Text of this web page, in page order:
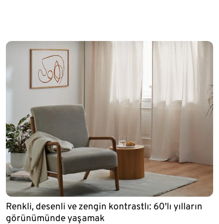
Renkli, desenli ve zengin kontrastlı: 60'lı yılların
görünümünde yaşamak